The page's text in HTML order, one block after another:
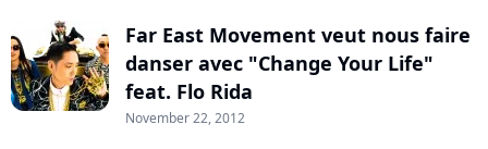
player2
Far East Movement veut nous faire
danser avec "Change Your Life"
feat. Flo Rida
November 22, 2012